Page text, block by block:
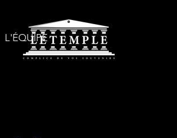
L'ÉQUIPE